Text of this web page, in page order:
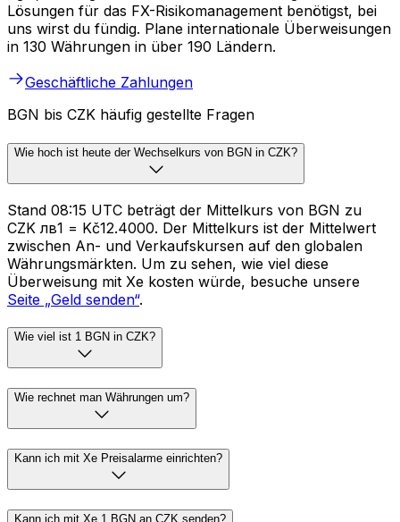
Lösungen für das FX-Risikomanagement benötigst, bei
uns wirst du fündig. Plane internationale Überweisungen
in 130 Währungen in über 190 Ländern.
Geschäftliche Zahlungen
BGN bis CZK häufig gestellte Fragen
Wie hoch ist heute der Wechselkurs von BGN in CZK?
Stand 08:15 UTC beträgt der Mittelkurs von BGN zu
CZK лв1 = Kč12.4000. Der Mittelkurs ist der Mittelwert
zwischen An- und Verkaufskursen auf den globalen
Währungsmärkten. Um zu sehen, wie viel diese
Überweisung mit Xe kosten würde, besuche unsere
Seite „Geld senden“.
Wie viel ist 1 BGN in CZK?
Wie rechnet man Währungen um?
Kann ich mit Xe Preisalarme einrichten?
Kann ich mit Xe 1 BGN an CZK senden?